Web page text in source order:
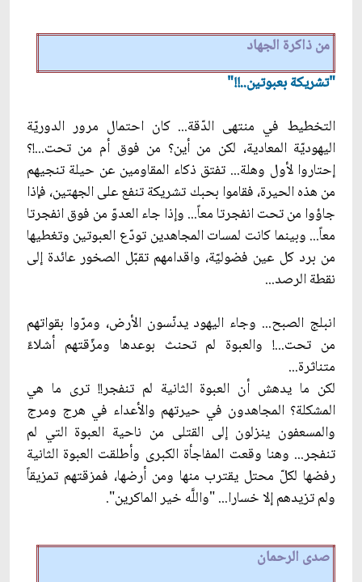
من ذاكرة الجهاد
"تشريكة بعبوتين..!!"
التخطيط في منتهى الدّقة... كان احتمال مرور الدوريّة
اليهوديّة المعادية، لكن من أين؟ من فوق أم من تحت...!؟
إحتاروا لأول وهلة... تفتق ذكاء المقاومين عن حيلة تنجيهم
من هذه الحيرة، فقاموا بحبك تشريكة تنفع على الجهتين، فإذا
جاؤوا من تحت انفجرتا معاً... وإذا جاء العدوّ من فوق انفجرتا
معاً... وبينما كانت لمسات المجاهدين تودّع العبوتين وتغطيها
من برد كل عين فضوليّة، واقدامهم تقبّل الصخور عائدة إلى
نقطة الرصد...
انبلج الصبح... وجاء اليهود يدنّسون الأرض، ومرّوا بقواتهم
من تحت...! والعبوة لم تحنث بوعدها ومزّقتهم أشلاءً
متناثرة...
لكن ما يدهش أن العبوة الثانية لم تنفجر!! ترى ما هي
المشكلة؟ المجاهدون في حيرتهم والأعداء في هرج ومرج
والمسعفون ينزلون إلى القتلى من ناحية العبوة التي لم
تنفجر... وهنا وقعت المفاجأة الكبرى وأطلقت العبوة الثانية
رفضها لكلّ محتل يقترب منها ومن أرضها، فمزقتهم تمزيقاً
ولم تزيدهم إلا خسارا... "واللَّه خير الماكرين".
صدى الرحمان